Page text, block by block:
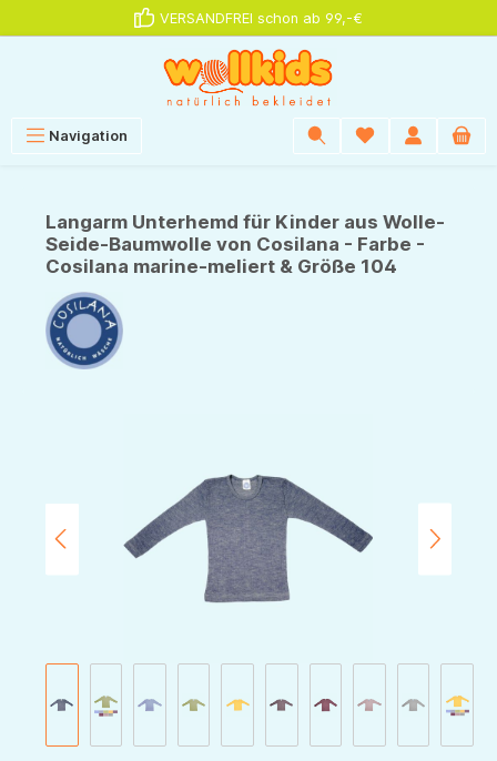
VERSANDFREI schon ab 99,-€
Navigation
Langarm Unterhemd für Kinder aus Wolle-
Seide-Baumwolle von Cosilana - Farbe -
Cosilana marine-meliert & Größe 104